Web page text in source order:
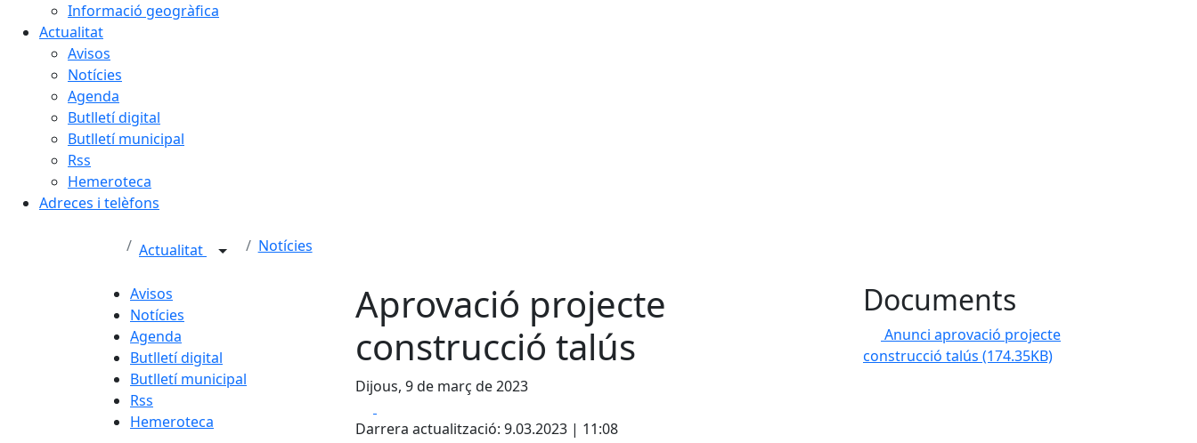
Informació geogràfica
Actualitat
Avisos
Notícies
Agenda
Butlletí digital
Butlletí municipal
Rss
Hemeroteca
Adreces i telèfons
Actualitat Notícies
Avisos
Notícies
Agenda
Butlletí digital
Butlletí municipal
Rss
Hemeroteca
Aprovació projecte
construcció talús
Dijous, 9 de març de 2023
Darrera actualització: 9.03.2023 | 11:08
Documents
Anunci aprovació projecte
construcció talús (174.35KB)